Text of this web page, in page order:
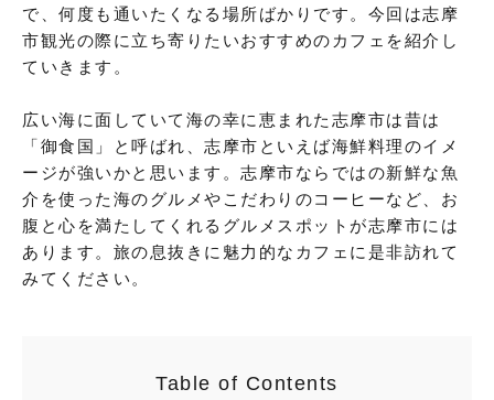
で、何度も通いたくなる場所ばかりです。今回は志摩
市観光の際に立ち寄りたいおすすめのカフェを紹介し
ていきます。
広い海に面していて海の幸に恵まれた志摩市は昔は
「御食国」と呼ばれ、志摩市といえば海鮮料理のイメ
ージが強いかと思います。志摩市ならではの新鮮な魚
介を使った海のグルメやこだわりのコーヒーなど、お
腹と心を満たしてくれるグルメスポットが志摩市には
あります。旅の息抜きに魅力的なカフェに是非訪れて
みてください。
Table of Contents